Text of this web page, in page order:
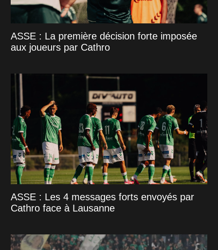
ASSE : La première décision forte imposée
aux joueurs par Cathro
ASSE : Les 4 messages forts envoyés par
Cathro face à Lausanne